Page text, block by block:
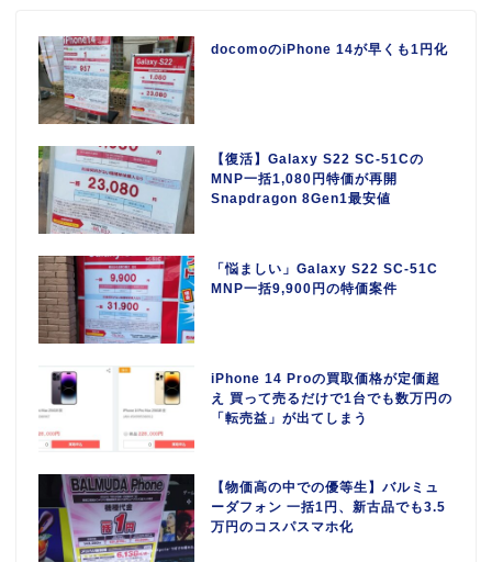
docomoのiPhone 14が早くも1円化
【復活】Galaxy S22 SC-51Cの
MNP一括1,080円特価が再開
Snapdragon 8Gen1最安値
「悩ましい」Galaxy S22 SC-51C
MNP一括9,900円の特価案件
iPhone 14 Proの買取価格が定価超
え 買って売るだけで1台でも数万円の
「転売益」が出てしまう
【物価高の中での優等生】バルミュ
ーダフォン 一括1円、新古品でも3.5
万円のコスパスマホ化